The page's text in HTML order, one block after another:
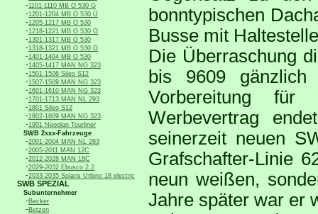
-1101-1110 MB O 530 G
-1201-1204 MB O 530 Ü
-1205-1217 MB O 530
-1218-1221 MB O 530 G
-1301-1317 MB O 530
-1318-1321 MB O 530 G
-1401-1404 MB O 530
-1405-1417 MAN NG 323
-1501-1506 Sileo S12
-1507-1509 MAN NG 323
-1601-1610 MAN NG 323
-1701-1713 MAN NL 293
-1801 Sileo S12
-1802-1809 MAN NG 323
-1901 Neoplan Tourliner
SWB 2xxx-Fahrzeuge
-2001-2004 MAN NL 283
-2005-2011 MAN 12C
-2012-2028 MAN 18C
-2029-2032 Ebusco 2.2
-2033-2035 Solaris Urbino 18 electric
SWB SPEZIAL
Subunternehmer
-Becker
-Betzen
bonntypischen
Busse mit
Die Überraschung
bis 9609
Vorbereitung für
Werbevertrag
seinerzeit neuen
Grafschafter-Linie
neun weißen,
Jahre später war er